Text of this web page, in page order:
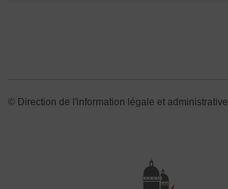
© Direction de l'information légale et administrative